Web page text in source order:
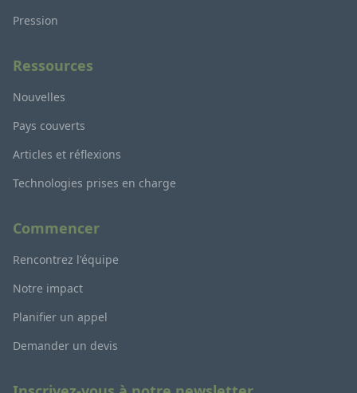
Pression
Ressources
Nouvelles
Pays couverts
Articles et réflexions
Technologies prises en charge
Commencer
Rencontrez l'équipe
Notre impact
Planifier un appel
Demander un devis